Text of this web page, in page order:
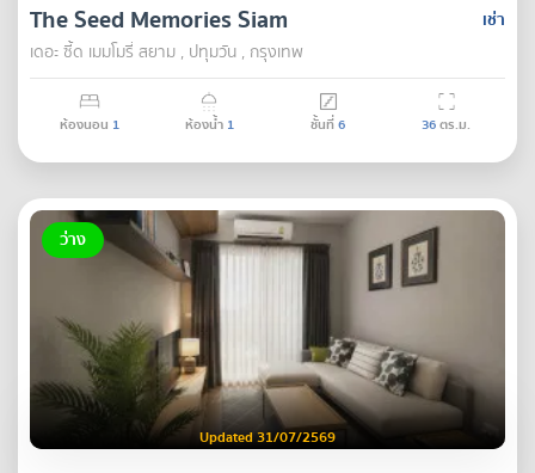
เช่า
The Seed Memories Siam
เดอะ ซี้ด เมมโมรี่ สยาม , ปทุมวัน , กรุงเทพ
ห้องนอน 1 ห้องน้ำ 1 ชั้นที่6 36ตร.ม.
ว่าง
Updated 31/07/2569